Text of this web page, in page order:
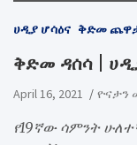
ሀዲያ ሆሳዕና ቅድመ
ቅድመ ዳሰሳ |
April 16, 2021 ዮናታን
የ19ኛው ሳምንት